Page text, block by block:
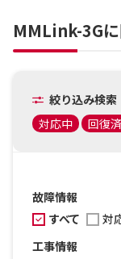
OCNのお客さ
オフィシャル
MMLink-3G
絞り込み検索
対応中
回復
故障情報
すべて
対
工事情報